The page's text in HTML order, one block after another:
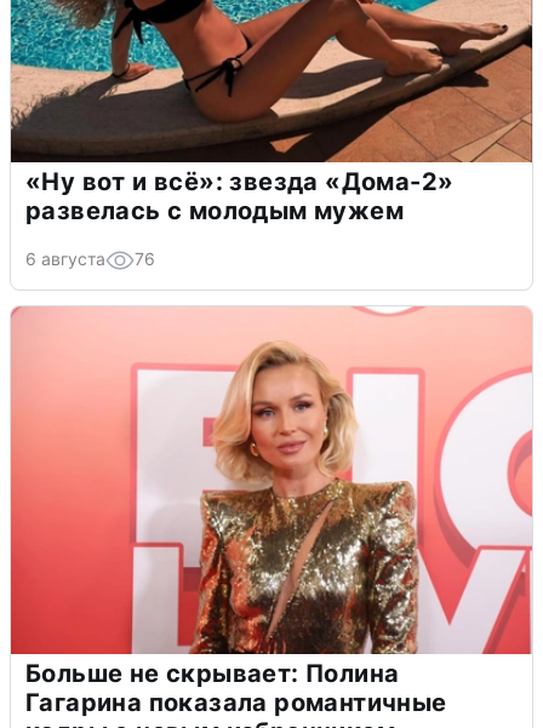
«Ну вот и всё»: звезда «Дома-2»
развелась с молодым мужем
6 августа 76
Больше не скрывает: Полина
Гагарина показала романтичные